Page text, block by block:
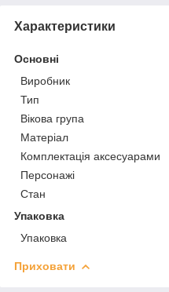
Характеристики
Основні
Виробник
Тип
Вікова група
Матеріал
Комплектація аксесуарами
Персонажі
Стан
Упаковка
Упаковка
Приховати